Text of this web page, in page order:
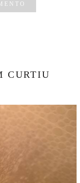
CURTIU